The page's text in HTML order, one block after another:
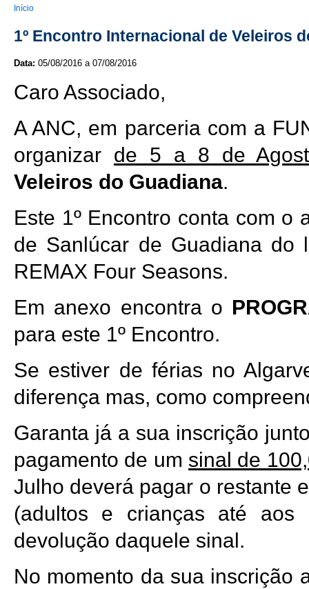
You are here
Início
1º Encontro Internacional de Veleiros
Data: 05/08/2016 a 07/08/2016
Caro Associado,
A ANC, em parceria com a
organizar de 5 a 8 de
Veleiros do Guadiana.
Este 1º Encontro conta com o
de Sanlúcar de Guadiana
REMAX Four Seasons.
Em anexo encontra o
para este 1º Encontro.
Se estiver de férias no
diferença mas, como
Garanta já a sua inscrição
pagamento de um sinal de
Julho deverá pagar o restante
(adultos e crianças até
devolução daquele sinal.
No momento da sua inscrição